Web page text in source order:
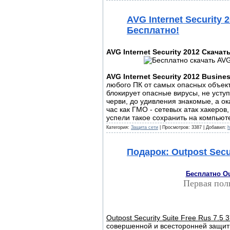
AVG Internet Security
Бесплатно!
AVG Internet Security 2012
AVG Internet Security 2012
любого ПК от самых опасных
блокирует опасные вирусы, не
черви, до удивления знакомые, а
час как ГМО - сетевых атак
успели такое сохранить на
Категория: Защита сети | Просмотров: 3387 | Добавил:
Подарок: Outpost
Бесплатно
Первая
Outpost Security Suite Free Rus 7.5
совершенной и всесторонней